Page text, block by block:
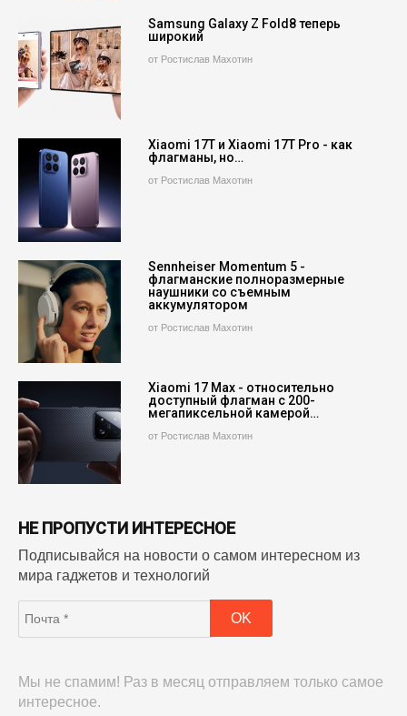
Samsung Galaxy Z Fold8 теперь
широкий
от Ростислав Махотин
Xiaomi 17T и Xiaomi 17T Pro - как
флагманы, но…
от Ростислав Махотин
Sennheiser Momentum 5 -
флагманские полноразмерные
наушники со съемным
аккумулятором
от Ростислав Махотин
Xiaomi 17 Max - относительно
доступный флагман с 200-
мегапиксельной камерой…
от Ростислав Махотин
НЕ ПРОПУСТИ ИНТЕРЕСНОЕ
Подписывайся на новости о самом интересном из
мира гаджетов и технологий
Мы не спамим! Раз в месяц отправляем только самое
интересное.